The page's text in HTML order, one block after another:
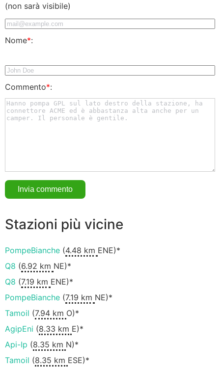
(non sarà visibile)
Nome*:
Commento*:
Stazioni più vicine
PompeBianche (4.48 km ENE)*
Q8 (6.92 km NE)*
Q8 (7.19 km ENE)*
PompeBianche (7.19 km NE)*
Tamoil (7.94 km O)*
AgipEni (8.33 km E)*
Api-Ip (8.35 km N)*
Tamoil (8.35 km ESE)*